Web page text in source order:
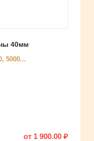
40мм
5000...
от 1 900.00 ₽